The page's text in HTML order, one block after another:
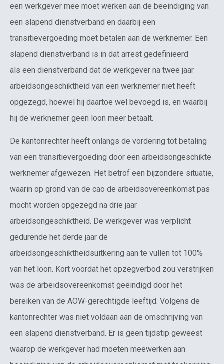
een werkgever mee moet werken aan de beëindiging van
een slapend dienstverband en daarbij een
transitievergoeding moet betalen aan de werknemer. Een
slapend dienstverband is in dat arrest gedefinieerd
als een dienstverband dat de werkgever na twee jaar
arbeidsongeschiktheid van een werknemer niet heeft
opgezegd, hoewel hij daartoe wel bevoegd is, en waarbij
hij de werknemer geen loon meer betaalt.
De kantonrechter heeft onlangs de vordering tot betaling
van een transitievergoeding door een arbeidsongeschikte
werknemer afgewezen. Het betrof een bijzondere situatie,
waarin op grond van de cao de arbeidsovereenkomst pas
mocht worden opgezegd na drie jaar
arbeidsongeschiktheid. De werkgever was verplicht
gedurende het derde jaar de
arbeidsongeschiktheidsuitkering aan te vullen tot 100%
van het loon. Kort voordat het opzegverbod zou verstrijken
was de arbeidsovereenkomst geëindigd door het
bereiken van de AOW-gerechtigde leeftijd. Volgens de
kantonrechter was niet voldaan aan de omschrijving van
een slapend dienstverband. Er is geen tijdstip geweest
waarop de werkgever had moeten meewerken aan